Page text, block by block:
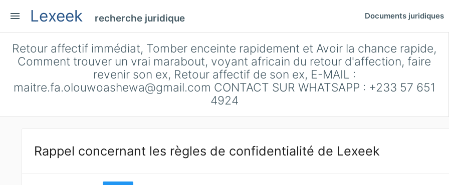
menu Lexeek recherche juridique Documents juridiques
Retour affectif immédiat, Tomber enceinte rapidement et Avoir la chance rapide,
Comment trouver un vrai marabout, voyant africain du retour d'affection, faire
revenir son ex, Retour affectif de son ex, E-MAIL :
maitre.fa.olouwoashewa@gmail.com CONTACT SUR WHATSAPP : +233 57 651
4924
Rappel concernant les règles de confidentialité de Lexeek